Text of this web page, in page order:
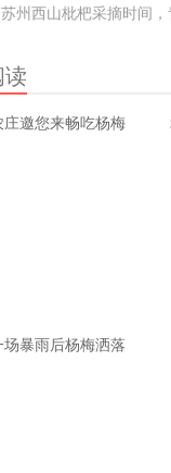
苏州西山枇杷采摘时间
邀您来畅吃杨梅
暴雨后杨梅洒落